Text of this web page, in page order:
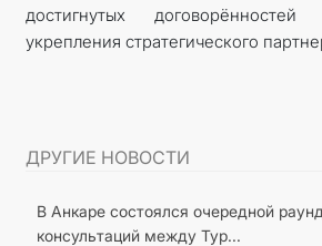
достигнутых
укрепления стратегического
ДРУГИЕ НОВОСТИ
В Анкаре состоялся очередной
консультаций между Тур...